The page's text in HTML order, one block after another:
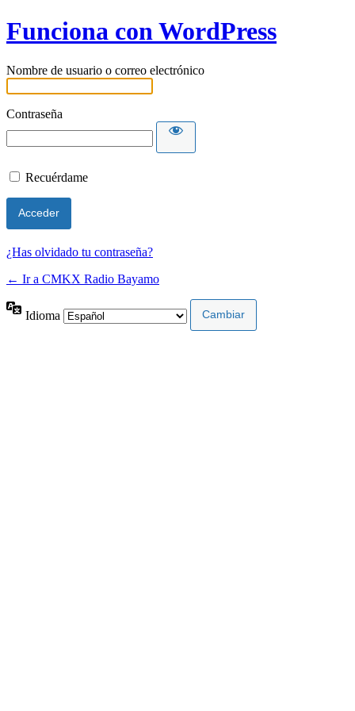
Funciona con WordPress
Nombre de usuario o correo electrónico
Contraseña
Recuérdame
¿Has olvidado tu contraseña?
← Ir a CMKX Radio Bayamo
Idioma